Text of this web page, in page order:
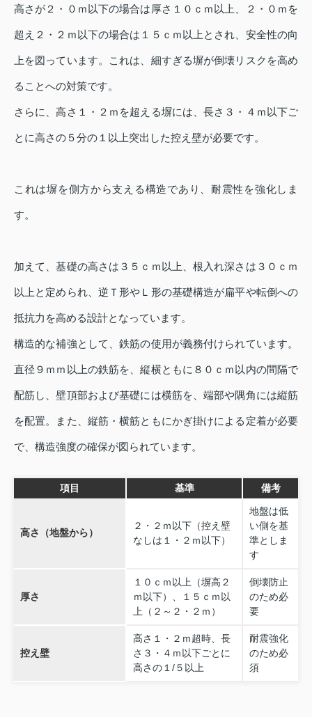
高さが２・０ｍ以下の場合は厚さ１０ｃｍ以上、２・０ｍを
超え２・２ｍ以下の場合は１５ｃｍ以上とされ、安全性の向
上を図っています。これは、細すぎる塀が倒壊リスクを高め
ることへの対策です。
さらに、高さ１・２ｍを超える塀には、長さ３・４ｍ以下ご
とに高さの５分の１以上突出した控え壁が必要です。
これは塀を側方から支える構造であり、耐震性を強化しま
す。
加えて、基礎の高さは３５ｃｍ以上、根入れ深さは３０ｃｍ
以上と定められ、逆Ｔ形やＬ形の基礎構造が扁平や転倒への
抵抗力を高める設計となっています。
構造的な補強として、鉄筋の使用が義務付けられています。
直径９ｍｍ以上の鉄筋を、縦横ともに８０ｃｍ以内の間隔で
配筋し、壁頂部および基礎には横筋を、端部や隅角には縦筋
を配置。また、縦筋・横筋ともにかぎ掛けによる定着が必要
で、構造強度の確保が図られています。
項目 基準 備考
高さ（地盤から）
２・２ｍ以下（控え壁
なしは１・２ｍ以下）
地盤は低
い側を基
準としま
す
厚さ
１０ｃｍ以上（塀高２
ｍ以下）、１５ｃｍ以
上（２～２・２ｍ）
倒壊防止
のため必
要
控え壁
高さ１・２ｍ超時、長
さ３・４ｍ以下ごとに
高さの１/５以上
耐震強化
のため必
須